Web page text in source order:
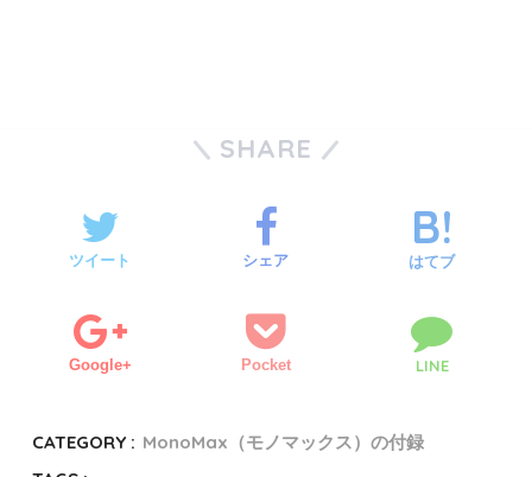
SHARE
ツイート シェア はてブ
Google+ Pocket LINE
CATEGORY : MonoMax（モノマックス）の付録